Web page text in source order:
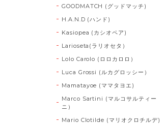
GOODMATCH (グッドマッチ)
H.A.N.D (ハンド)
Kasiopea (カシオペア)
Larioseta(ラリオセタ）
Lolo Carolo (ロロカロロ）
Luca Grossi (ルカグロッシー）
Mamatayoe (ママタヨエ)
Marco Sartini (マルコサルティー
ニ）
Mario Clotilde (マリオクロチルデ)